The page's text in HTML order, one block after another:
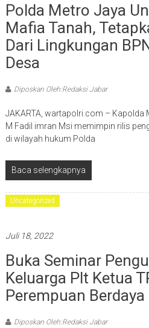
Polda Metro Jaya
Mafia Tanah,
Dari Lingkungan
Desa
Diposkan Oleh:Redaksi Jabar
JAKARTA, wartapolri.com – Kapolda
M Fadil imran Msi memimpin rilis
di wilayah hukum Polda
Baca selengkapnya
Uncategorized
Juli 18, 2022
Buka Seminar
Keluarga Plt Ketua
Perempuan
Diposkan Oleh:Redaksi Jabar